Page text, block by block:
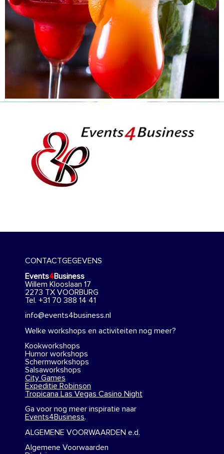
CONTACTGEGEVENS
Events4Business
Willem Klooslaan 17
2273 TX VOORBURG
Tel. +31 70 388 14 41
info@events4business.nl
Welke workshops en activiteiten nog meer?
Kookworkshops
Humor workshops
Schermworkshops
Salsaworkshops
City Games
Expeditie Robinson
Tropicana Las Vegas Casino Night
Ga voor nog meer inspiratie naar
Events4Business.
ALGEMENE VOORWAARDEN e.d.
Algemene Voorwaarden